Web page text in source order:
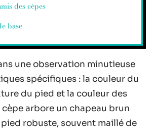
des cèpes
base
une observation minutieuse
spécifiques : la couleur du
du pied et la couleur des
cèpe arbore un chapeau brun
robuste, souvent maillé de